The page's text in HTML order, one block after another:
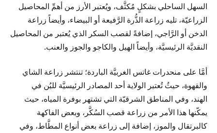
السهل الساحلي بشكلٍ مُكثَّف، ويُعتبر الأرز من أهمِّ المحاصيل
الزراعيّة، تليه زراعة الذُّرة الرَّفيعة أو البيضاء، وأيضاً زراعة
الدخن أو الرَّاجي، إضافةً لقصب السكر الذي يُعتبر من المحاصيل
النقديَّة الرئيسيَّة، وأيضاً الهيل والكاجو والجوز والعنب.
أمَّا على منحدرات غاتس الغربيَّة الباردة؛ تنتشر زراعة الشاي
والقهوة، حيثُ تُعتبر الولاية أحد المصادر الرئيسيَّة للبُن في
الهند، وفي المناطق الشرقيّة التي تشتهر بوفرة المياه، حيث
يمكّنها هذا الأمر من زراعة قصب السُكَّر، وبعض الفاكهة
كالبرتقال والموز، إضافة إلى زراعة بعض أنواع المطَّاط، وفي